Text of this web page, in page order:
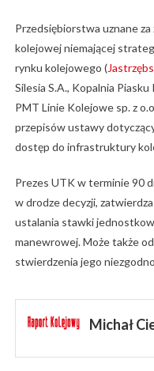
Przedsiębiorstwa uznane
kolejowej niemającej
rynku kolejowego (
Silesia S.A., Kopalnia
PMT Linie Kolejowe sp. z
przepisów ustawy
dostęp do infrastruktury
Prezes UTK w terminie 90
w drodze decyzji,
ustalania stawki
manewrowej. Może także
stwierdzenia jego
Michał